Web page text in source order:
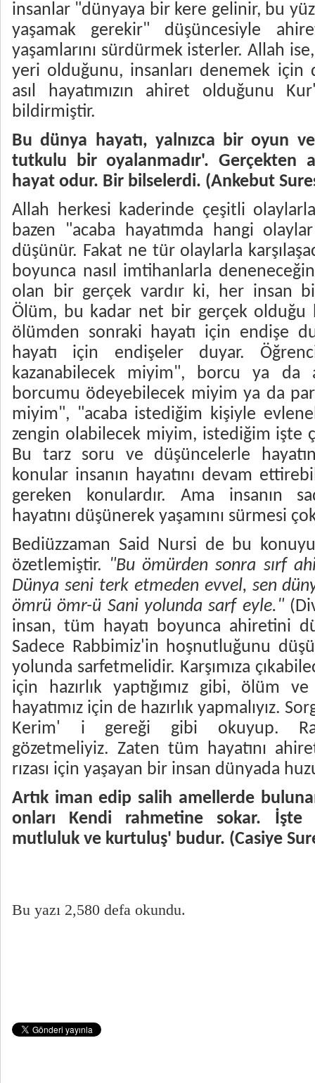
insanlar "dünyaya bir kere gelinir, bu
yaşamak gerekir" düşüncesiyle
yaşamlarını sürdürmek isterler. Allah
yeri olduğunu, insanları denemek için
asıl hayatımızın ahiret olduğunu
bildirmiştir.
Bu dünya hayatı, yalnızca bir oyun
tutkulu bir oyalanmadır'. Gerçekten
hayat odur. Bir bilselerdi. (Ankebut
Allah herkesi kaderinde çeşitli
bazen "acaba hayatımda hangi
düşünür. Fakat ne tür olaylarla
boyunca nasıl imtihanlarla
olan bir gerçek vardır ki, her insan
Ölüm, bu kadar net bir gerçek olduğu
ölümden sonraki hayatı için endişe
hayatı için endişeler duyar.
kazanabilecek miyim", borcu ya da
borcumu ödeyebilecek miyim ya da
miyim", "acaba istediğim kişiyle
zengin olabilecek miyim, istediğim işte
Bu tarz soru ve düşüncelerle
konular insanın hayatını devam
gereken konulardır. Ama insanın
hayatını düşünerek yaşamını sürmesi
Bediüzzaman Said Nursi de bu
özetlemiştir. "Bu ömürden sonra sırf
Dünya seni terk etmeden evvel, sen
ömrü ömr-ü Sani yolunda sarf eyle."
insan, tüm hayatı boyunca ahiretini
Sadece Rabbimiz'in hoşnutluğunu
yolunda sarfetmelidir. Karşımıza
için hazırlık yaptığımız gibi, ölüm
hayatımız için de hazırlık yapmalıyız.
Kerim' i gereği gibi okuyup.
gözetmeliyiz. Zaten tüm hayatını
rızası için yaşayan bir insan dünyada
Artık iman edip salih amellerde
onları Kendi rahmetine sokar. İşte
mutluluk ve kurtuluş' budur. (Casiye
Bu yazı 2,580 defa okundu.